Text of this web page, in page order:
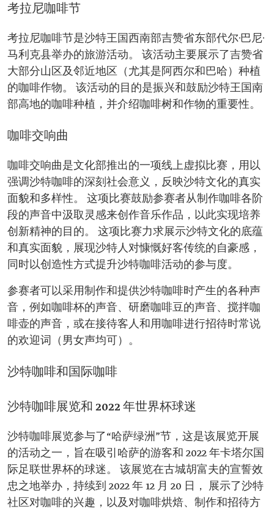
考拉尼咖啡节
考拉尼咖啡节是沙特王国西南部吉赞省东部代尔·巴尼·
马利克县举办的旅游活动。 该活动主要展示了吉赞省
大部分山区及邻近地区（尤其是阿西尔和巴哈）种植
的咖啡作物。 该活动的目的是振兴和鼓励沙特王国南
部高地的咖啡种植，并介绍咖啡树和作物的重要性。
咖啡交响曲
咖啡交响曲是文化部推出的一项线上虚拟比赛，用以
强调沙特咖啡的深刻社会意义，反映沙特文化的真实
面貌和多样性。 这项比赛鼓励参赛者从制作咖啡各阶
段的声音中汲取灵感来创作音乐作品，以此实现培养
创新精神的目的。 这项比赛力求展示沙特文化的底蕴
和真实面貌，展现沙特人对慷慨好客传统的自豪感，
同时以创造性方式提升沙特咖啡活动的参与度。
参赛者可以采用制作和提供沙特咖啡时产生的各种声
音，例如咖啡杯的声音、研磨咖啡豆的声音、搅拌咖
啡壶的声音，或在接待客人和用咖啡进行招待时常说
的欢迎词（男女声均可）。
沙特咖啡和国际咖啡
沙特咖啡展览和 2022 年世界杯球迷
沙特咖啡展览参与了“哈萨绿洲”节，这是该展览开展
的活动之一，旨在吸引哈萨的游客和 2022 年卡塔尔国
际足联世界杯的球迷。 该展览在古城胡富夫的宣誓效
忠之地举办，持续到 2022 年 12 月 20 日， 展示了沙特
社区对咖啡的兴趣，以及对咖啡烘焙、制作和招待方